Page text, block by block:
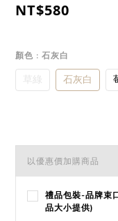
NT$580
顏色 : 石灰白
草綠 石灰白
以優惠價加購商品
禮品包裝-品牌束
品大小提供)